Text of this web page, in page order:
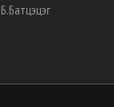
Б.Батцэцэг